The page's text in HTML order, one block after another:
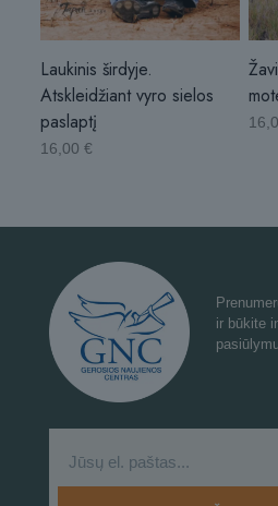
Laukinis širdyje.
Atskleidžiant vyro sielos
paslaptį
16,00 €
ir būkite